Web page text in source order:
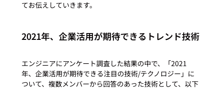
2021年、企業活用が期待できるトレンド技術
エンジニアにアンケート調査した結果の中で、「2021
年、企業活用が期待できる注目の技術/テクノロジー」に
ついて、複数メンバーから回答のあった技術として、以下